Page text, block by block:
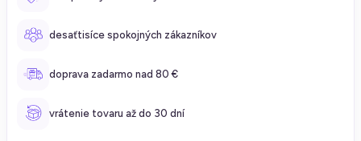
desaťtisíce spokojných zákazníkov
doprava zadarmo nad 80 €
vrátenie tovaru až do 30 dní